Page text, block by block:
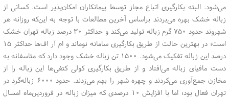
می‌شود. البته بکارگیری اتباع مجاز توسط پیمانکاران امکان‌پذیر است. کسانی از
زباله خشک بهره می‌بردند براساس آخرین مطالعات با توجه به این‌که روزانه هر
شهروند حدود ۷۵۰ گرم زباله تولید می‌کند و حداکثر ۳۰ درصد زباله تهران خشک
است؛ در بهترین حالت از طریق بکارگیری سامانه نوماند و ام آر اف‌ها حداکثر ۱۵
درصد این زباله تفکیک می‌شود. ۱۵۰۰ تن زباله خشک وجود دارد که متاسفانه به
دست مافیای زباله می‌افتاد و از طریق بکارگیری کولی کتفی‌ها این زباله را از
مخازن جمع‌آوری می‌کردند و چهره شهر را بهم می‌زدند. حدود ۶۰۰۰ زباله‌گرد در
تهران فعال بود؛ اما با افزایش ۱۰ درصدی که میزان زباله در فروردین‌ماه امسال